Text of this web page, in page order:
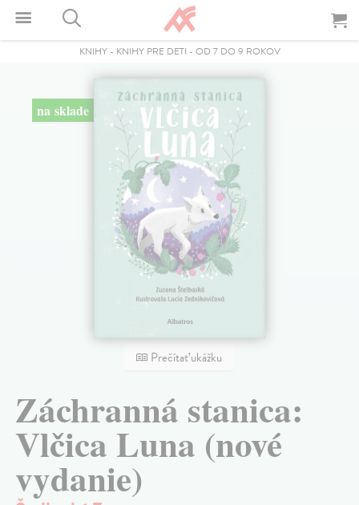
KNIHY- KNIHY PRE DETI - OD 7 DO 9 ROKOV
na sklade
Prečítať ukážku
Záchranná stanica:
Vlčica Luna (nové
vydanie)